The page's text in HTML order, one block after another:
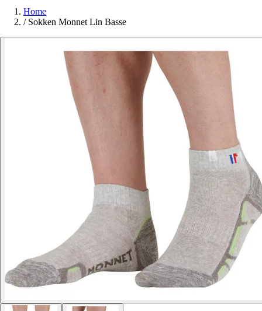
Home
/ Sokken Monnet Lin Basse